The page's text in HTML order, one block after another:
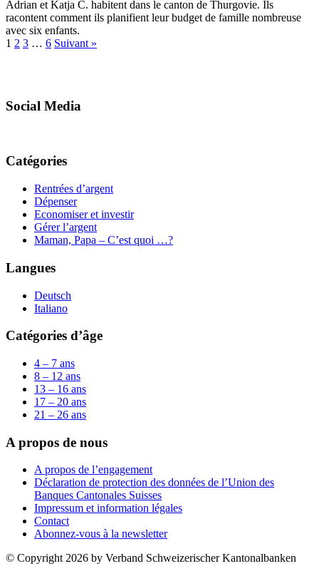
Adrian et Katja C. habitent dans le canton de Thurgovie. Ils
racontent comment ils planifient leur budget de famille nombreuse
avec six enfants.
1 2 3 … 6 Suivant »
Social Media
Catégories
Rentrées d’argent
Dépenser
Economiser et investir
Gérer l’argent
Maman, Papa – C’est quoi …?
Langues
Deutsch
Italiano
Catégories d’âge
4 – 7 ans
8 – 12 ans
13 – 16 ans
17 – 20 ans
21 – 26 ans
A propos de nous
A propos de l’engagement
Déclaration de protection des données de l’Union des
Banques Cantonales Suisses
Impressum et information légales
Contact
Abonnez-vous à la newsletter
© Copyright 2026 by Verband Schweizerischer Kantonalbanken